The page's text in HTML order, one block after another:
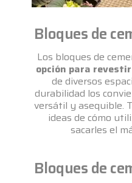
Bloques de
Los bloques de
opción para
de diversos
durabilidad los
versátil y asequible.
ideas de cómo
sacarles el
Bloques de